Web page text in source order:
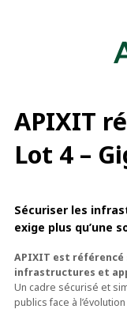
APIXIT
Lot 4 –
Sécuriser les
exige plus qu’une
APIXIT est référencé
infrastructures et
Un cadre sécurisé et
publics face à